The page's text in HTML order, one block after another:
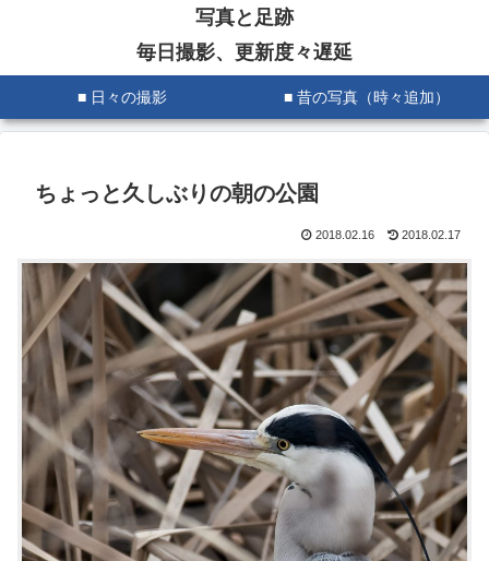
写真と足跡
毎日撮影、更新度々遅延
■ 日々の撮影 ■ 昔の写真（時々追加）
ちょっと久しぶりの朝の公園
2018.02.16 2018.02.17